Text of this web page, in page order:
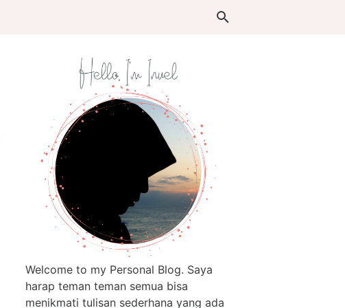
Welcome to my Personal Blog. Saya
harap teman teman semua bisa
menikmati tulisan sederhana yang ada